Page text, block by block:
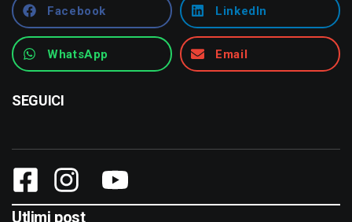
Facebook LinkedIn
WhatsApp Email
SEGUICI
Utlimi post